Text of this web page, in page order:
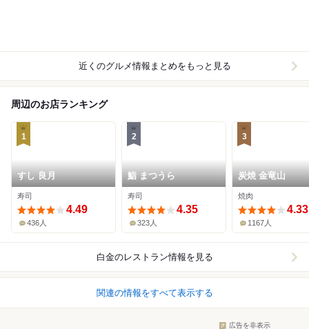
近くのグルメ情報まとめをもっと見る
周辺のお店ランキング
1
すし 良月
寿司
4.49
436人
2
鮨 まつうら
寿司
4.35
323人
3
炭焼 金竜山
焼肉
4.33
1167人
白金のレストラン情報を見る
関連の情報をすべて表示する
広告を非表示